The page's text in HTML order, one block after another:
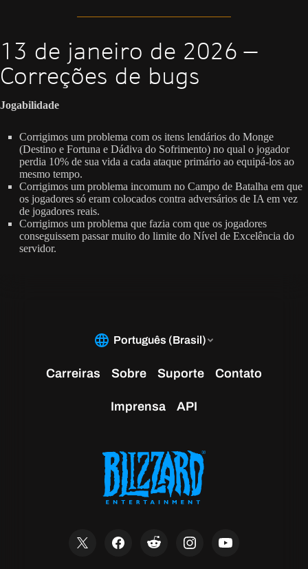
13 de janeiro de 2026 —
Correções de bugs
Jogabilidade
Corrigimos um problema com os itens lendários do Monge
(Destino e Fortuna e Dádiva do Sofrimento) no qual o jogador
perdia 10% de sua vida a cada ataque primário ao equipá-los ao
mesmo tempo.
Corrigimos um problema incomum no Campo de Batalha em que
os jogadores só eram colocados contra adversários de IA em vez
de jogadores reais.
Corrigimos um problema que fazia com que os jogadores
conseguissem passar muito do limite do Nível de Excelência do
servidor.